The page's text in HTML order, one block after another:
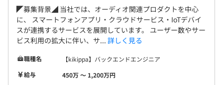
◤募集背景◢ 当社では、オーディオ関連プロダクトを中心
に、 スマートフォンアプリ・クラウドサービス・IoTデバイ
スが連携するサービスを展開しています。 ユーザー数やサー
ビス利用の拡大に伴い、サ... 詳しく見る
職種名
【kikippa】バックエンドエンジニア
給与
450万 〜 1,200万円